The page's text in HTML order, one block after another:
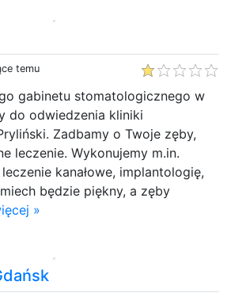
temu
gabinetu stomatologicznego w
do odwiedzenia kliniki
Zadbamy o Twoje zęby,
leczenie. Wykonujemy m.in.
kanałowe, implantologię,
będzie piękny, a zęby
»